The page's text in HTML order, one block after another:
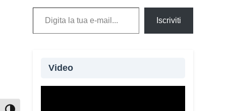
Digita la tua e-mail...
Iscriviti
Video